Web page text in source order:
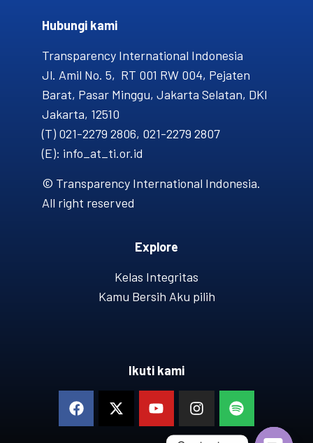
Hubungi kami​
Transparency International Indonesia
Jl. Amil No. 5, RT 001 RW 004, Pejaten
Barat, Pasar Minggu, Jakarta Selatan, DKI
Jakarta, 12510
(T) 021-2279 2806, 021-2279 2807
(E): info_at_ti.or.id
© Transparency International Indonesia.
All right reserved
Explore
Kelas Integritas
Kamu Bersih Aku pilih
Ikuti kami